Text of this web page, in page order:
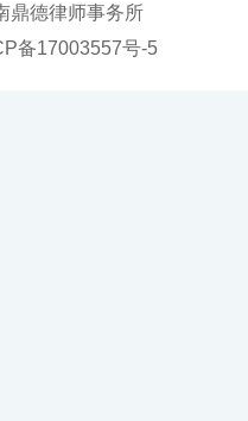
德律师事务所
备17003557号-5